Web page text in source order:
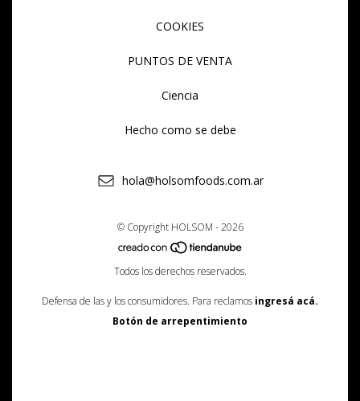
COOKIES
PUNTOS DE VENTA
Ciencia
Hecho como se debe
hola@holsomfoods.com.ar
© Copyright HOLSOM - 2026
Todos los derechos reservados.
Defensa de las y los consumidores. Para reclamos ingresá acá.
Botón de arrepentimiento